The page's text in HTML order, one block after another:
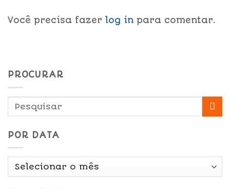
Você precisa fazer log in para comentar.
PROCURAR
POR DATA
Por